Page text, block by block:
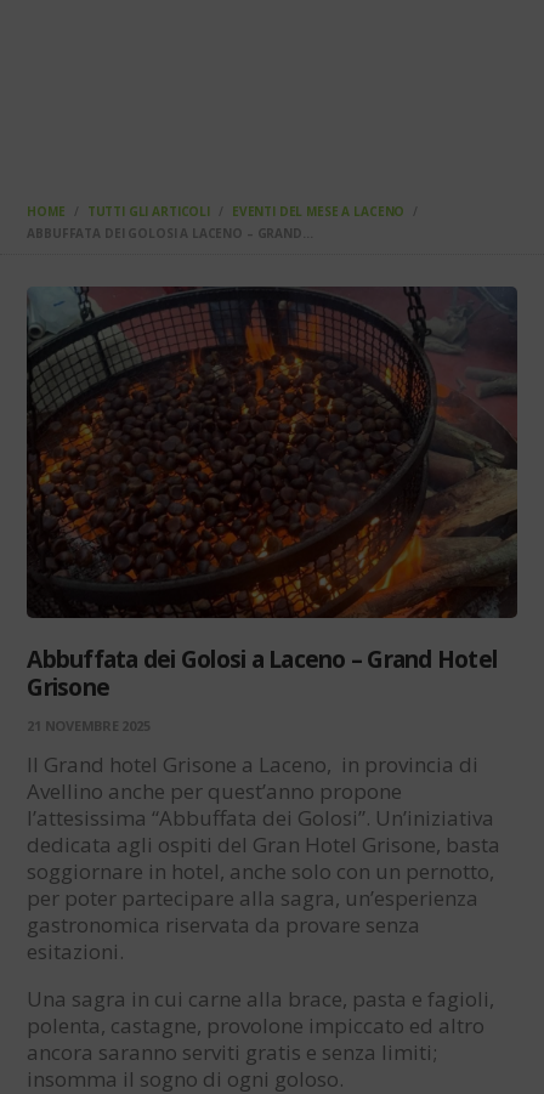
HOME TUTTI GLI ARTICOLI
EVENTI DEL MESE A LACENO
ABBUFFATA DEI GOLOSI A LACENO – GRAND...
Abbuffata dei Golosi a Laceno – Grand Hotel
Grisone
21 NOVEMBRE 2025
Il Grand hotel Grisone a Laceno, in provincia di
Avellino anche per quest’anno propone
l’attesissima “Abbuffata dei Golosi”. Un’iniziativa
dedicata agli ospiti del Gran Hotel Grisone, basta
soggiornare in hotel, anche solo con un pernotto,
per poter partecipare alla sagra, un’esperienza
gastronomica riservata da provare senza
esitazioni.
Una sagra in cui carne alla brace, pasta e fagioli,
polenta, castagne, provolone impiccato ed altro
ancora saranno serviti gratis e senza limiti;
insomma il sogno di ogni goloso.